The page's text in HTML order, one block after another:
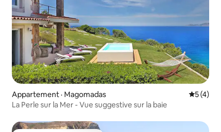
Appartement · Magomadas Note
5 (4)
La Perle sur la Mer - Vue suggestive sur la baie